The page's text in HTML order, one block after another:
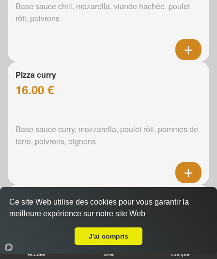
Base sauce chili, mozarella, viande hachée, poulet
rôti, poivrons
Pizza curry
16.00 €
Base sauce curry, mozzarella, poulet rôti, pommes de
terre, poivrons, oignons
Pizza boursin
16.00 €
Boursin, mozzarella, poulet rôti, pommes de terre,
Accueil Panier Compte
Ce site Web utilise des cookies pour vous garantir la
meilleure expérience sur notre site Web
J'ai compris